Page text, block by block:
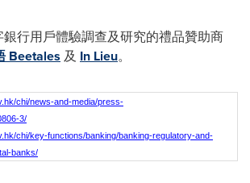
行用戶體驗調查及研究的禮品贊助商
Beetales 及 In Lieu。
chi/news-and-media/press-
3/
chi/key-functions/banking/banking-regulatory-and-
banks/